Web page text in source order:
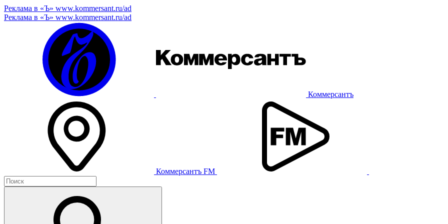
Реклама в «Ъ» www.kommersant.ru/ad
Реклама в «Ъ» www.kommersant.ru/ad
Коммерсантъ
Коммерсантъ FM